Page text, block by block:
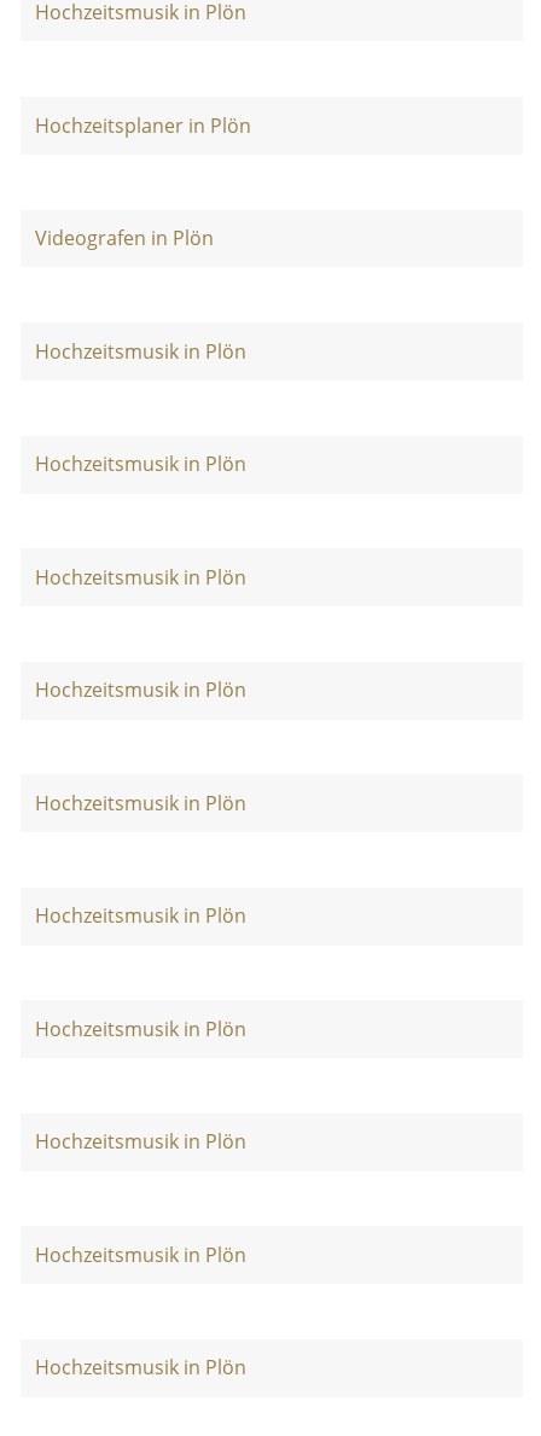
Hochzeitsmusik in Plön
Hochzeitsplaner in Plön
Videografen in Plön
Hochzeitsmusik in Plön
Hochzeitsmusik in Plön
Hochzeitsmusik in Plön
Hochzeitsmusik in Plön
Hochzeitsmusik in Plön
Hochzeitsmusik in Plön
Hochzeitsmusik in Plön
Hochzeitsmusik in Plön
Hochzeitsmusik in Plön
Hochzeitsmusik in Plön